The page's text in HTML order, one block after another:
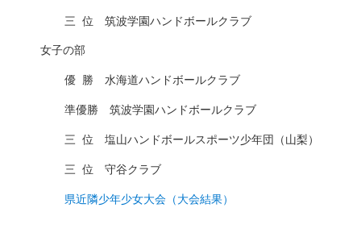
三 位 筑波学園ハンドボールクラブ
女子の部
優 勝 水海道ハンドボールクラブ
準優勝 筑波学園ハンドボールクラブ
三 位 塩山ハンドボールスポーツ少年団（山梨）
三 位 守谷クラブ
県近隣少年少女大会（大会結果）